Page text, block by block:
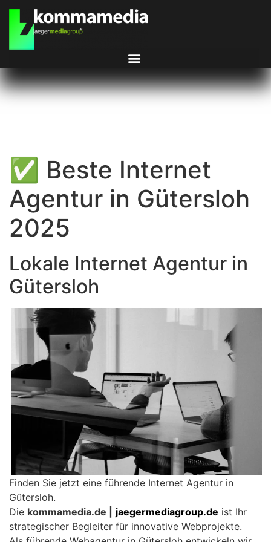
✅ Beste Internet
Agentur in Gütersloh
2025
Lokale Internet Agentur in
Gütersloh
Finden Sie jetzt eine führende Internet Agentur in
Gütersloh.
Die kommamedia.de | jaegermediagroup.de ist Ihr
strategischer Begleiter für innovative Webprojekte.